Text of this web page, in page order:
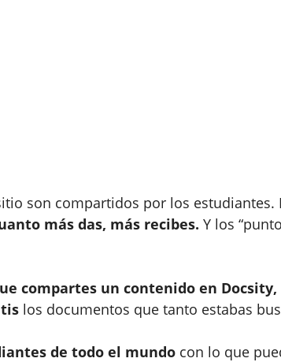
son compartidos por los estudiantes.
más das, más recibes. Y los
compartes un contenido en
los documentos que tanto estabas
de todo el mundo con lo que